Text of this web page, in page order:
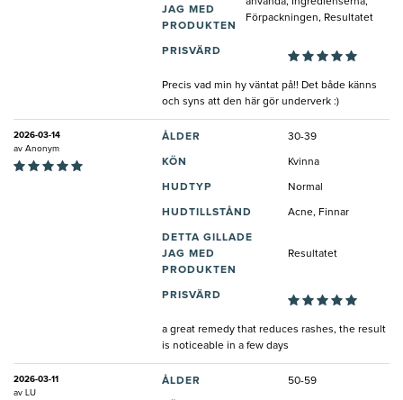
JAG MED
PRODUKTEN
Förpackningen, Resultatet
PRISVÄRD
Precis vad min hy väntat på!! Det både känns
och syns att den här gör underverk :)
2026-03-14
av Anonym
ÅLDER 30-39
KÖN Kvinna
HUDTYP Normal
HUDTILLSTÅND Acne, Finnar
DETTA GILLADE
JAG MED
PRODUKTEN
Resultatet
PRISVÄRD
a great remedy that reduces rashes, the result
is noticeable in a few days
2026-03-11
av LU
ÅLDER 50-59